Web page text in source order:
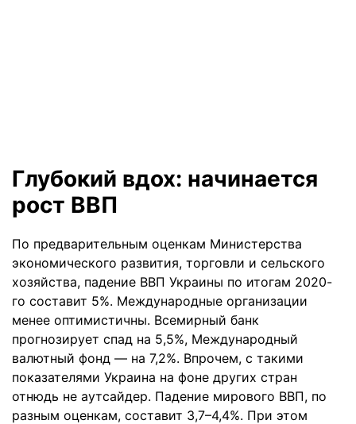
Глубокий вдох: начинается
рост ВВП
По предварительным оценкам Министерства
экономического развития, торговли и сельского
хозяйства, падение ВВП Украины по итогам 2020-
го составит 5%. Международные организации
менее оптимистичны. Всемирный банк
прогнозирует спад на 5,5%, Международный
валютный фонд — на 7,2%. Впрочем, с такими
показателями Украина на фоне других стран
отнюдь не аутсайдер. Падение мирового ВВП, по
разным оценкам, составит 3,7–4,4%. При этом